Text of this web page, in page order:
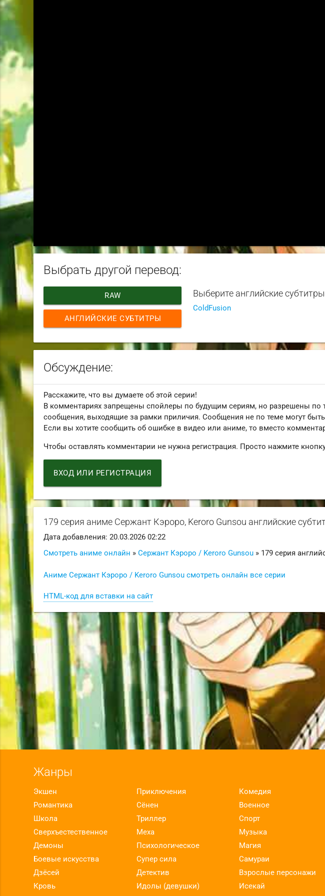
Выбрать другой перевод:
RAW
АНГЛИЙСКИЕ СУБТИТРЫ
Выберите английские
ColdFusion
Обсуждение:
Расскажите, что вы думаете об этой серии!
В комментариях запрещены спойлеры по будущим сериям, но разрешены
сообщения, выходящие за рамки приличия. Сообщения не по теме могут
Если вы хотите сообщить об ошибке в видео или аниме, то вместо
Чтобы оставлять комментарии не нужна регистрация. Просто нажмите
ВХОД ИЛИ РЕГИСТРАЦИЯ
179 серия аниме Сержант Кэроро, Keroro Gunsou английские
Дата добавления: 20.03.2026 02:22
Смотреть аниме онлайн »Сержант Кэроро / Keroro Gunsou » 179 серия
Аниме Сержант Кэроро / Keroro Gunsou смотреть онлайн все серии
HTML-код для вставки на сайт
Жанры
Экшен Приключения Комедия
Романтика
Сёнен Военное
Школа
Триллер Спорт
Сверхъестественное
Меха Музыка
Демоны
Психологическое Магия
Боевые искусства
Супер сила Самураи
Дзёсей
Детектив Взрослые персонажи
Кровь
Идолы (девушки) Исекай